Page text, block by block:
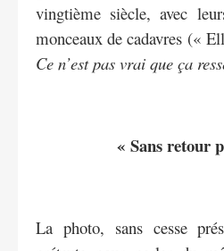
vingtième siècle, avec
monceaux de cadavres («
Ce n’est pas vrai que ça
« Sans retour
La photo, sans cesse